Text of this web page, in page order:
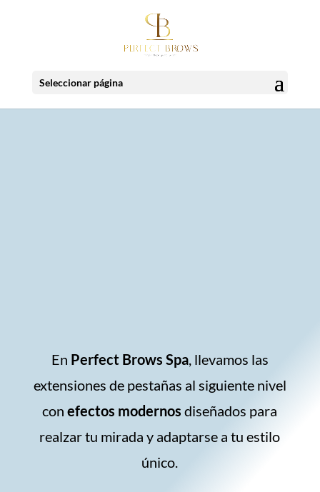
Seleccionar página
En Perfect Brows Spa, llevamos las
extensiones de pestañas al siguiente nivel
conefectos modernos diseñados para
realzar tu mirada y adaptarse a tu estilo
único.